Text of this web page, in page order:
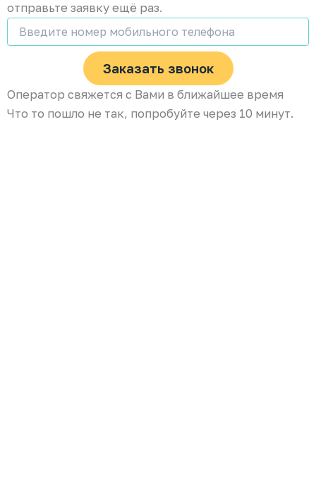
отправьте заявку ещё раз.
Заказать звонок
Оператор свяжется с Вами в ближайшее время
Что то пошло не так, попробуйте через 10 минут.